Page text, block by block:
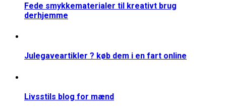
Fede smykkematerialer til kreativt brug
derhjemme
Julegaveartikler ? køb dem i en fart online
Livsstils blog for mænd